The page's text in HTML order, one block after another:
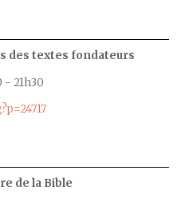
des textes fondateurs
- 21h30
de la Bible